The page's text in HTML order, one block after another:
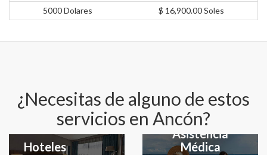
5000 Dolares
$ 16,900.00 Soles
¿Necesitas de alguno de estos
servicios en Ancón?
Hoteles
Seguro y
Asistencia
Médica